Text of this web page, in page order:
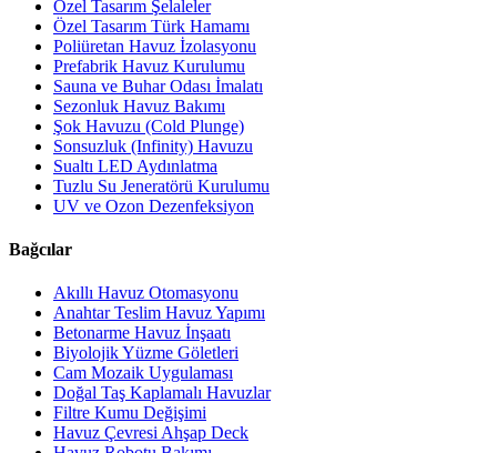
Özel Tasarım Şelaleler
Özel Tasarım Türk Hamamı
Poliüretan Havuz İzolasyonu
Prefabrik Havuz Kurulumu
Sauna ve Buhar Odası İmalatı
Sezonluk Havuz Bakımı
Şok Havuzu (Cold Plunge)
Sonsuzluk (Infinity) Havuzu
Sualtı LED Aydınlatma
Tuzlu Su Jeneratörü Kurulumu
UV ve Ozon Dezenfeksiyon
Bağcılar
Akıllı Havuz Otomasyonu
Anahtar Teslim Havuz Yapımı
Betonarme Havuz İnşaatı
Biyolojik Yüzme Göletleri
Cam Mozaik Uygulaması
Doğal Taş Kaplamalı Havuzlar
Filtre Kumu Değişimi
Havuz Çevresi Ahşap Deck